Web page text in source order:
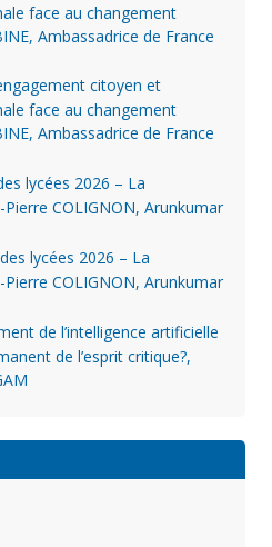
face au changement
Ambassadrice de France
citoyen et
face au changement
Ambassadrice de France
lycées 2026 – La
Pierre COLIGNON, Arunkumar
lycées 2026 – La
Pierre COLIGNON, Arunkumar
de l’intelligence artificielle
de l’esprit critique?,